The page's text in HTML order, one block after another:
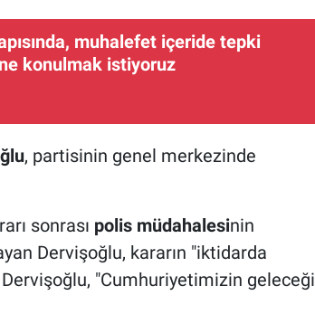
muhalefet içeride tepki
konulmak istiyoruz
, partisinin genel merkezinde
sonrası polis müdahalesinin
Dervişoğlu, kararın "iktidarda
"Cumhuriyetimizin geleceği